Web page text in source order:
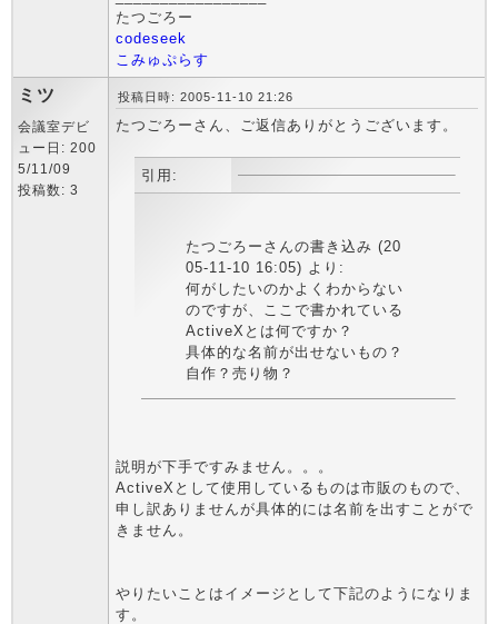
たつごろー
codeseek
こみゅぷらす
ミツ
会議室デビ
ュー日: 200
5/11/09
投稿数: 3
投稿日時: 2005-11-10 21:26
たつごろーさん、ご返信ありがとうございます。
引用:
たつごろーさんの書き込み (20
05-11-10 16:05) より:
何がしたいのかよくわからない
のですが、ここで書かれている
ActiveXとは何ですか？
具体的な名前が出せないもの？
自作？売り物？
説明が下手ですみません。。。
ActiveXとして使用しているものは市販のもので、
申し訳ありませんが具体的には名前を出すことがで
きません。
やりたいことはイメージとして下記のようになりま
す。